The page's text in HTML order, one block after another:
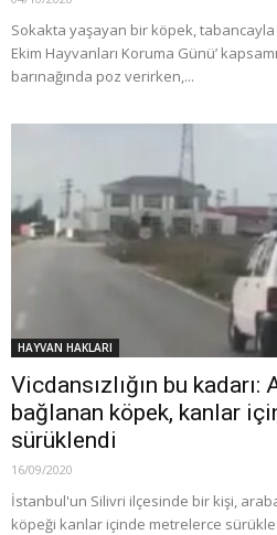
Sokakta yaşayan bir köpek, tabancayla
Ekim Hayvanları Koruma Günü’
barınağında poz verirken,...
HAYVAN HAKLARI
Vicdansızlığın bu kadarı:
bağlanan köpek, kanlar
sürüklendi
16/09/2020
İstanbul'un Silivri ilçesinde bir kişi,
köpeği kanlar içinde metrelerce